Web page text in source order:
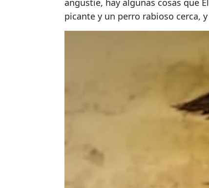
angustie, hay algunas cosas que
picante y un perro rabioso cerca,